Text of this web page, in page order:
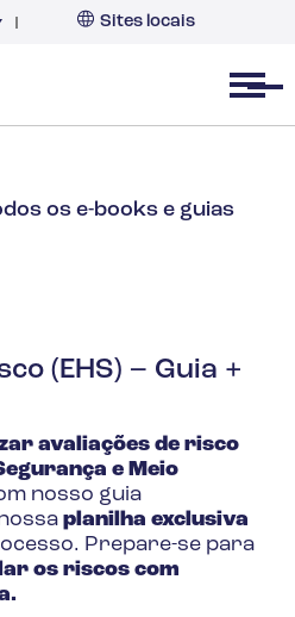
Sites locais
Open menu
os e-books e guias
(EHS) – Guia +
avaliações de risco
e Meio
nosso guia
planilha exclusiva
Prepare-se para
os riscos com